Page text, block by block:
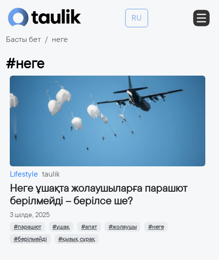
RU
Басты бет неге
#неге
Lifestyle taulik
Неге ұшақта жолаушыларға парашют
берілмейді – берілсе ше?
3 шілде, 2025
#парашют #ұшақ #апат #жолаушы
#неге
#берілмейді
#қызық сұрақ